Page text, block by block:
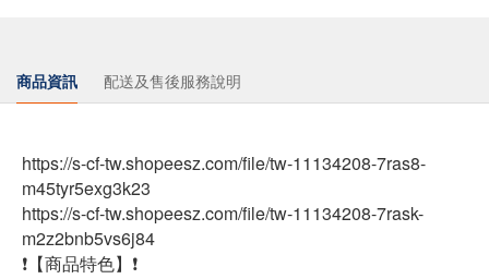
商品資訊 配送及售後服務說明
https://s-cf-tw.shopeesz.com/file/tw-11134208-7ras8-
m45tyr5exg3k23
https://s-cf-tw.shopeesz.com/file/tw-11134208-7rask-
m2z2bnb5vs6j84
❗【商品特色】❗